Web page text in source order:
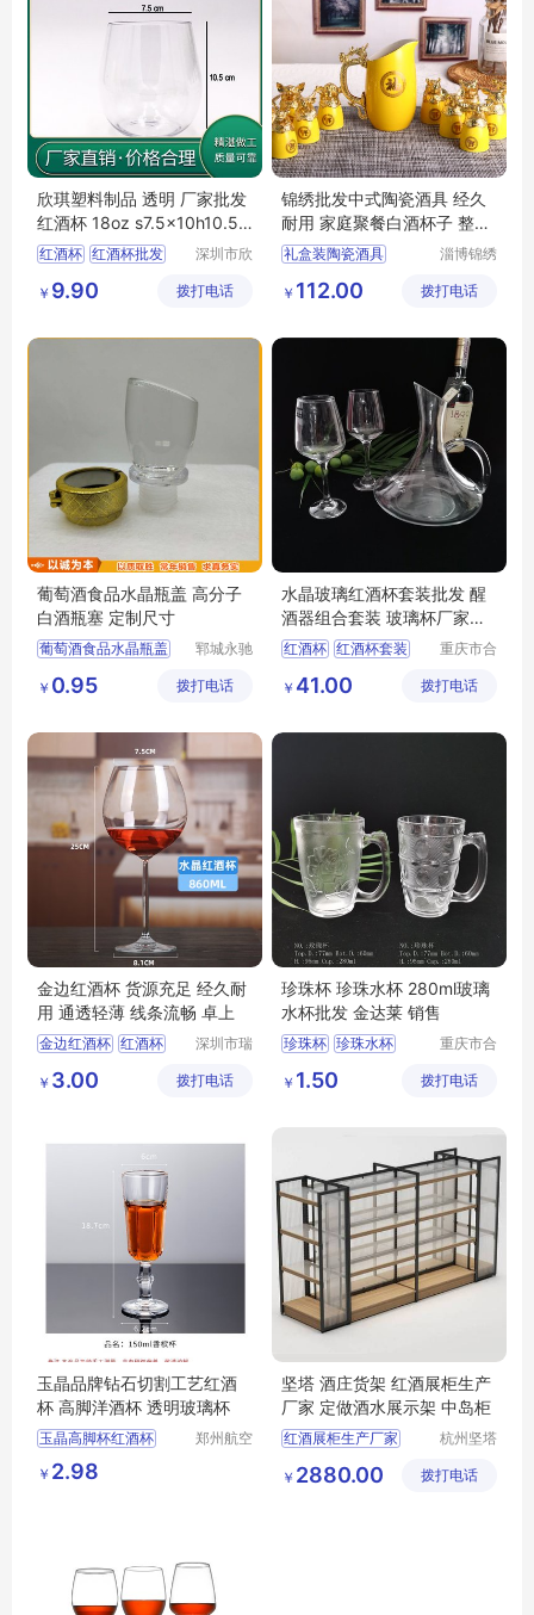
欣琪塑料制品 透明 厂家批发
红酒杯 18oz s7.5x10h10.5 7
5g
红酒杯 红酒杯批发
酒杯厂家
深圳市欣
品有限公
￥ 9.90 拨打电话
锦绣批发中式陶瓷酒具 经久
耐用 家庭聚餐白酒杯子 整套
组合
礼盒装陶瓷酒具
陶瓷酒具套装
简约陶瓷酒具
淄博锦绣
公司
￥ 112.00 拨打电话
葡萄酒食品水晶瓶盖 高分子
白酒瓶塞 定制尺寸
葡萄酒食品水晶瓶盖
郓城永驰
公司
￥ 0.95 拨打电话
水晶玻璃红酒杯套装批发 醒
酒器组合套装 玻璃杯厂家直
供
红酒杯 红酒杯套装
重庆市合
玻璃制品
￥ 41.00 拨打电话
金边红酒杯 货源充足 经久耐
用 通透轻薄 线条流畅 卓上
金边红酒杯 红酒杯
波尔多红酒杯
深圳市瑞
品有限公
￥ 3.00 拨打电话
珍珠杯 珍珠水杯 280ml玻璃
水杯批发 金达莱 销售
珍珠杯 珍珠水杯
重庆市合
玻璃制品
￥ 1.50 拨打电话
玉晶品牌钻石切割工艺红酒
杯 高脚洋酒杯 透明玻璃杯
玉晶高脚杯红酒杯
创意酒杯水晶洋酒
白酒香槟钻石杯玻璃杯
郑州航空
￥ 2.98
坚塔 酒庄货架 红酒展柜生产
厂家 定做酒水展示架 中岛柜
红酒展柜生产厂家
酒庄货架
杭州坚塔
公司
￥ 2880.00 拨打电话